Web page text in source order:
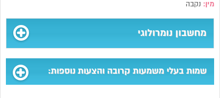
מין: נקבה
מחשבון נומרולוגי
שמות בעלי משמעות קרובה והצעות נוספות: